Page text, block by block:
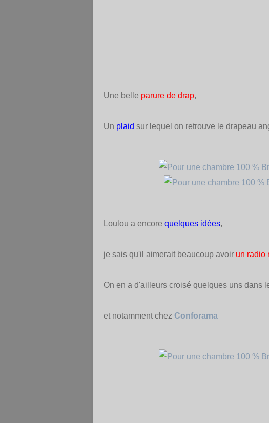
Une belle parure de drap,
Un plaid sur lequel on retrouve le drapeau
Loulou a encore quelques idées,
je sais qu'il aimerait beaucoup avoir un radio
On en a d'ailleurs croisé quelques uns dans
et notamment chez Conforama